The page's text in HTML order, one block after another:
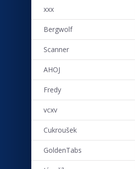
xxx
Bergwolf
Scanner
AHOJ
Fredy
vcxv
Cukroušek
GoldenTabs